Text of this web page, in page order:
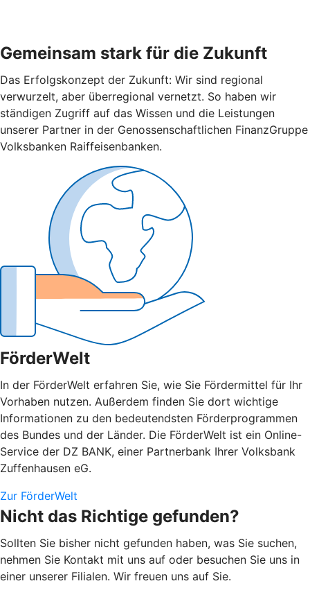
Gemeinsam stark für die Zukunft
Das Erfolgskonzept der Zukunft: Wir sind regional
verwurzelt, aber überregional vernetzt. So haben wir
ständigen Zugriff auf das Wissen und die Leistungen
unserer Partner in der Genossenschaftlichen FinanzGruppe
Volksbanken Raiffeisenbanken.
FörderWelt
In der FörderWelt erfahren Sie, wie Sie Fördermittel für Ihr
Vorhaben nutzen. Außerdem finden Sie dort wichtige
Informationen zu den bedeutendsten Förderprogrammen
des Bundes und der Länder. Die FörderWelt ist ein Online-
Service der DZ BANK, einer Partnerbank Ihrer Volksbank
Zuffenhausen eG.
Zur FörderWelt
Nicht das Richtige gefunden?
Sollten Sie bisher nicht gefunden haben, was Sie suchen,
nehmen Sie Kontakt mit uns auf oder besuchen Sie uns in
einer unserer Filialen. Wir freuen uns auf Sie.